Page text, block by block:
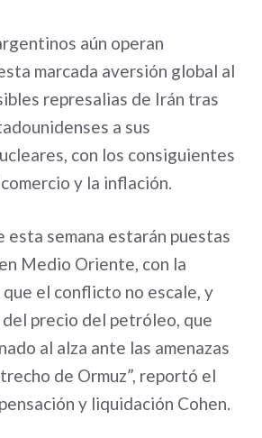
aún operan
marcada aversión global al
represalias de Irán tras
a sus
con los consiguientes
y la inflación.
esta semana estarán puestas
Medio Oriente, con la
el conflicto no escale, y
precio del petróleo, que
al alza ante las amenazas
de Ormuz”, reportó el
y liquidación Cohen.